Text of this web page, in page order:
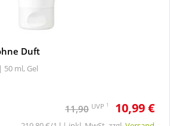
Duft
50 ml, Gel
11,90 UVP 1 10,99 €